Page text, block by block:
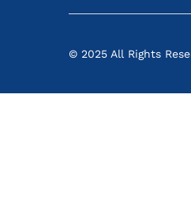
© 2025 All Rights